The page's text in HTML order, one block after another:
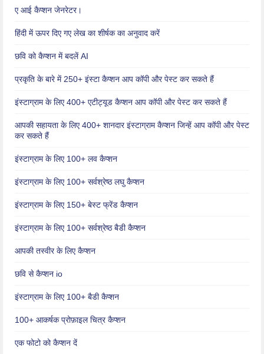
ए आई कैप्शन जेनरेटर।
हिंदी में ऊपर दिए गए लेख का शीर्षक का अनुवाद करें
छवि को कैप्शन में बदलें AI
प्रकृति के बारे में 250+ इंस्टा कैप्शन आप कॉपी और पेस्ट कर सकते हैं
इंस्टाग्राम के लिए 400+ एटीट्यूड कैप्शन आप कॉपी और पेस्ट कर सकते हैं
आपकी सहायता के लिए 400+ शानदार इंस्टाग्राम कैप्शन जिन्हें आप कॉपी और पेस्ट
कर सकते हैं
इंस्टाग्राम के लिए 100+ लव कैप्शन
इंस्टाग्राम के लिए 100+ सर्वश्रेष्ठ लघु कैप्शन
इंस्टाग्राम के लिए 150+ बेस्ट फ्रेंड कैप्शन
इंस्टाग्राम के लिए 100+ सर्वश्रेष्ठ बैडी कैप्शन
आपकी तस्वीर के लिए कैप्शन
छवि से कैप्शन io
इंस्टाग्राम के लिए 100+ बैडी कैप्शन
100+ आकर्षक प्रोफ़ाइल चित्र कैप्शन
एक फोटो को कैप्शन दें